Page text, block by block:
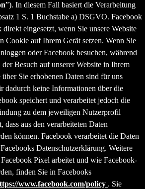
”). In diesem Fall basiert die Verarbeitung
1 S. 1 Buchstabe a) DSGVO. Facebook
eingesetzt, wenn Sie unsere Website
Cookie auf Ihrem Gerät setzen. Wenn Sie
oder Facebook besuchen, während
Besuch auf unserer Website in Ihrem
Sie erhobenen Daten sind für uns
dadurch keine Informationen über die
speichert und verarbeitet jedoch die
zu dem jeweiligen Nutzerprofil
dass aus den verarbeiteten Daten
können. Facebook verarbeitet die Daten
Datenschutzerklärung. Weitere
Pixel arbeitet und wie Facebook-
finden Sie in Facebooks
www.facebook.com/policy . Sie